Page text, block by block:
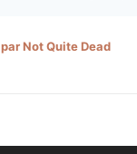
par Not Quite Dead